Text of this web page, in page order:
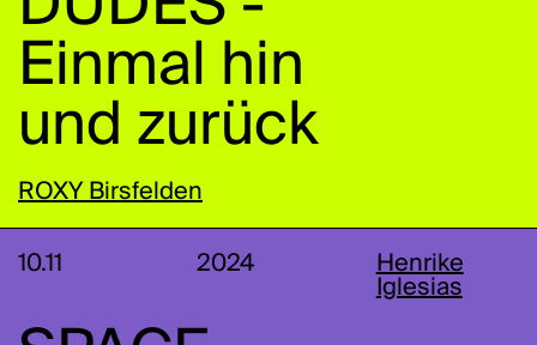
Einmal hin
und zurück
ROXY Birsfelden
10.11 2024
Henrike
Iglesias